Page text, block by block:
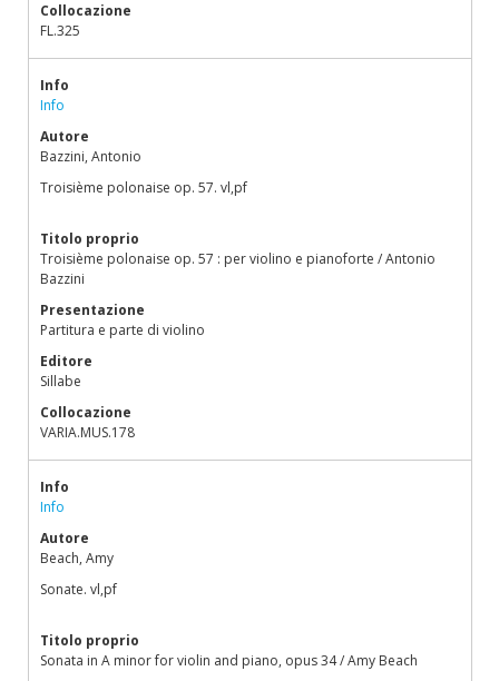
Collocazione
FL.325
Info
Info
Autore
Bazzini, Antonio
Troisième polonaise op. 57. vl,pf
Titolo proprio
Troisième polonaise op. 57 : per violino e pianoforte / Antonio
Bazzini
Presentazione
Partitura e parte di violino
Editore
Sillabe
Collocazione
VARIA.MUS.178
Info
Info
Autore
Beach, Amy
Sonate. vl,pf
Titolo proprio
Sonata in A minor for violin and piano, opus 34 / Amy Beach